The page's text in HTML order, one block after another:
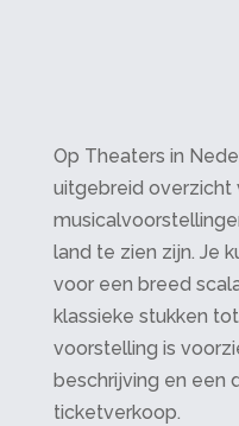
Op Theaters in
uitgebreid overzicht
land te zien zijn. Je
voor een breed
klassieke stukken
voorstelling is
beschrijving en een
ticketverkoop.